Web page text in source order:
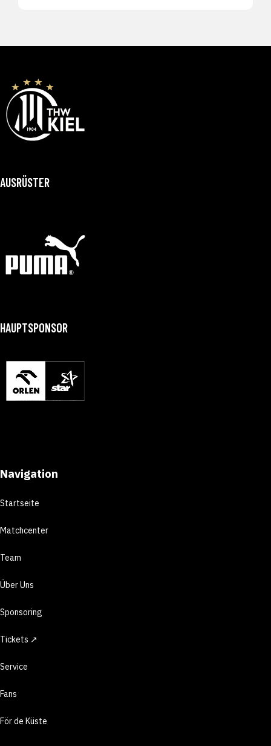
AUSRÜSTER
HAUPTSPONSOR
Navigation
Startseite
Matchcenter
Team
Über Uns
Sponsoring
Tickets ↗
Service
Fans
För de Küste